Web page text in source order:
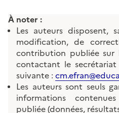
À noter :
Les auteurs disposent,
modification, de
contribution publiée sur
contactant le secrétariat
suivante :
Les auteurs sont seuls
informations
publiée (données,